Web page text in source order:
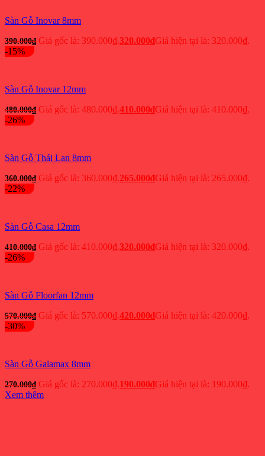
Sàn Gỗ Inovar 8mm
390.000₫ Giá gốc là: 390.000₫.320.000₫Giá hiện tại là: 320.000₫.
-15%
Sàn Gỗ Inovar 12mm
480.000₫ Giá gốc là: 480.000₫.410.000₫Giá hiện tại là: 410.000₫.
-26%
Sàn Gỗ Thái Lan 8mm
360.000₫ Giá gốc là: 360.000₫.265.000₫Giá hiện tại là: 265.000₫.
-22%
Sàn Gỗ Casa 12mm
410.000₫ Giá gốc là: 410.000₫.320.000₫Giá hiện tại là: 320.000₫.
-26%
Sàn Gỗ Floorfan 12mm
570.000₫ Giá gốc là: 570.000₫.420.000₫Giá hiện tại là: 420.000₫.
-30%
Sàn Gỗ Galamax 8mm
270.000₫ Giá gốc là: 270.000₫.190.000₫Giá hiện tại là: 190.000₫.
Xem thêm